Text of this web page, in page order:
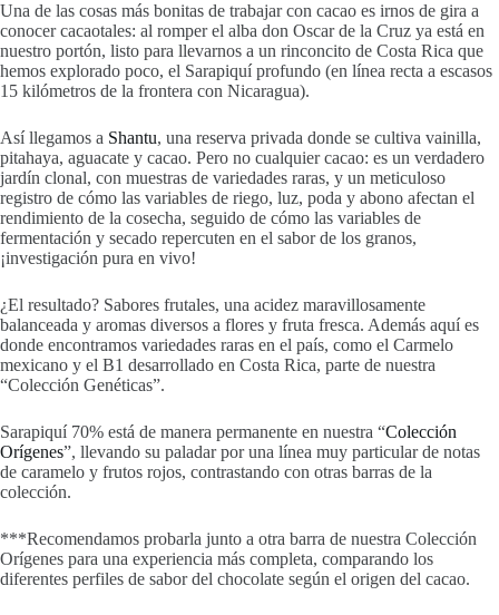
Una de las cosas más bonitas de trabajar con cacao es irnos de gira a
conocer cacaotales: al romper el alba don Oscar de la Cruz ya está en
nuestro portón, listo para llevarnos a un rinconcito de Costa Rica que
hemos explorado poco, el Sarapiquí profundo (en línea recta a escasos
15 kilómetros de la frontera con Nicaragua).
Así llegamos a Shantu, una reserva privada donde se cultiva vainilla,
pitahaya, aguacate y cacao. Pero no cualquier cacao: es un verdadero
jardín clonal, con muestras de variedades raras, y un meticuloso
registro de cómo las variables de riego, luz, poda y abono afectan el
rendimiento de la cosecha, seguido de cómo las variables de
fermentación y secado repercuten en el sabor de los granos,
¡investigación pura en vivo!
¿El resultado? Sabores frutales, una acidez maravillosamente
balanceada y aromas diversos a flores y fruta fresca. Además aquí es
donde encontramos variedades raras en el país, como el Carmelo
mexicano y el B1 desarrollado en Costa Rica, parte de nuestra
“Colección Genéticas”.
Sarapiquí 70% está de manera permanente en nuestra “Colección
Orígenes”, llevando su paladar por una línea muy particular de notas
de caramelo y frutos rojos, contrastando con otras barras de la
colección.
***Recomendamos probarla junto a otra barra de nuestra Colección
Orígenes para una experiencia más completa, comparando los
diferentes perfiles de sabor del chocolate según el origen del cacao.